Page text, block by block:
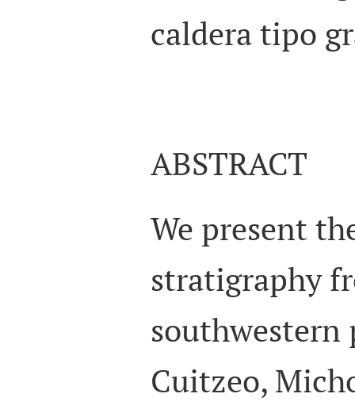
caldera tipo
ABSTRACT
We present
stratigraphy
Cuitzeo,